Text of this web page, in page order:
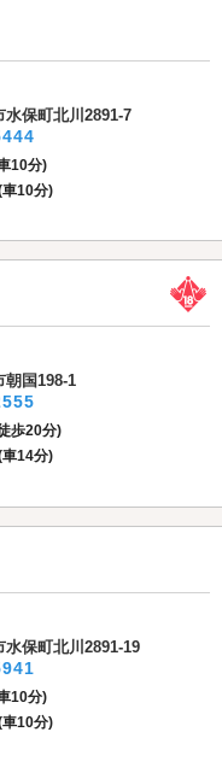
水保町北川2891-7
10分)
車10分)
朝国198-1
歩20分)
車14分)
水保町北川2891-19
10分)
車10分)